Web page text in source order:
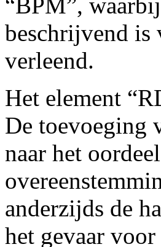
“BPM”,
beschrijvend is
verleend.
Het element
De toevoeging
naar het
anderzijds de
het gevaar